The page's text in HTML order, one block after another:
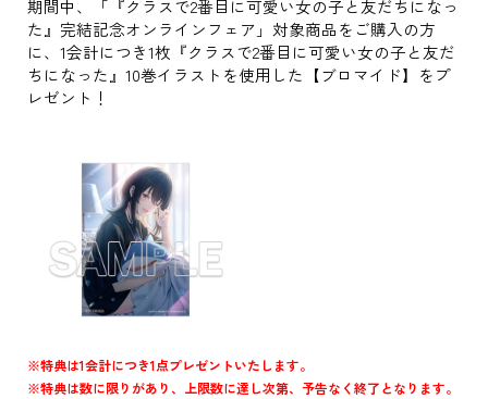
期間中、「『クラスで2番目に可愛い女の子と友だちになっ
た』完結記念オンラインフェア」対象商品をご購入の方
に、1会計につき1枚『クラスで2番目に可愛い女の子と友だ
ちになった』10巻イラストを使用した【ブロマイド】をプ
レゼント！
※特典は1会計につき1点プレゼントいたします。
※特典は数に限りがあり、上限数に達し次第、予告なく終了となります。